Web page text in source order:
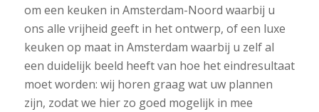
om een keuken in Amsterdam-Noord waarbij u
ons alle vrijheid geeft in het ontwerp, of een luxe
keuken op maat in Amsterdam waarbij u zelf al
een duidelijk beeld heeft van hoe het eindresultaat
moet worden: wij horen graag wat uw plannen
zijn, zodat we hier zo goed mogelijk in mee